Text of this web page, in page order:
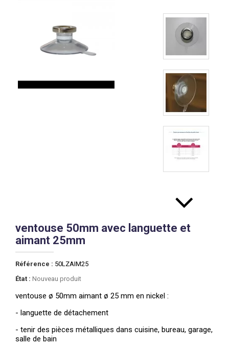
ventouse 50mm avec languette et
aimant 25mm
Référence : 50LZAIM25
État : Nouveau produit
ventouse ø 50mm aimant ø 25 mm en nickel :
- languette de détachement
- tenir des pièces métalliques dans cuisine, bureau, garage,
salle de bain